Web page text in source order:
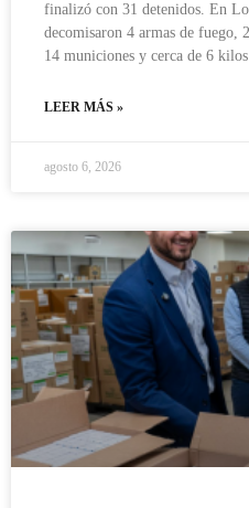
finalizó con 31 detenidos. En
decomisaron 4 armas de fuego,
14 municiones y cerca de 6
LEER MÁS »
agosto 6, 2026